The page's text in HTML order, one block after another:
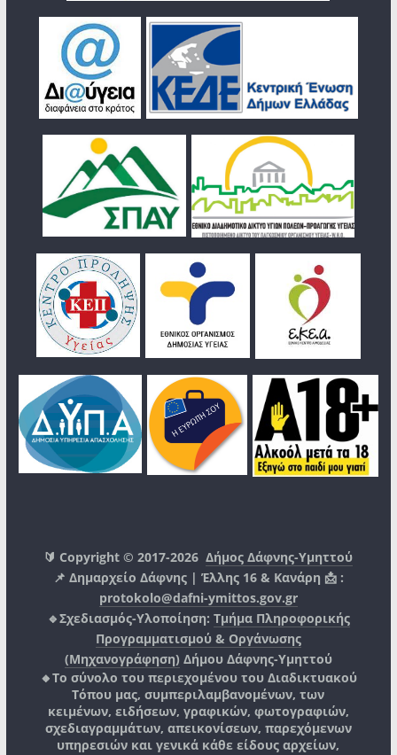
🔰 Copyright © 2017-2026Δήμος Δάφνης-Υμηττού
📌 Δημαρχείο Δάφνης | Έλλης 16 & Κανάρη 📩 :
protokolo@dafni-ymittos.gov.gr
🔹Σχεδιασμός-Υλοποίηση: Τμήμα Πληροφορικής
Προγραμματισμού & Οργάνωσης
(Μηχανογράφηση) Δήμου Δάφνης-Υμηττού
🔸Το σύνολο του περιεχομένου του Διαδικτυακού
Τόπου μας, συμπεριλαμβανομένων, των
κειμένων, ειδήσεων, γραφικών, φωτογραφιών,
σχεδιαγραμμάτων, απεικονίσεων, παρεχόμενων
υπηρεσιών και γενικά κάθε είδους αρχείων,